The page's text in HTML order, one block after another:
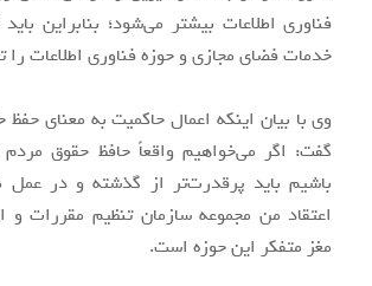
فناوری اطلاعات بیشتر می‌شود؛ بنابراین
خدمات فضای مجازی و حوزه فناوری اطلاعات را
وی با بیان اینکه اعمال حاکمیت به معنای
گفت: اگر می‌خواهیم واقعاً حافظ حقوق
باشیم باید پرقدرت‌تر از گذشته و در
اعتقاد من مجموعه سازمان تنظیم مقررات و
مغز متفکر این حوزه است.